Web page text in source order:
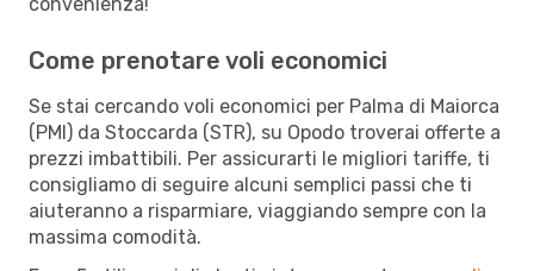
Come prenotare voli economici
Se stai cercando voli economici per Palma di Maiorca
(PMI) da Stoccarda (STR), su Opodo troverai offerte a
prezzi imbattibili. Per assicurarti le migliori tariffe, ti
consigliamo di seguire alcuni semplici passi che ti
aiuteranno a risparmiare, viaggiando sempre con la
massima comodità.